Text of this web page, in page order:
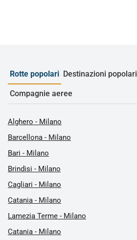
Rotte popolari Destinazioni popolari
Compagnie aeree
Alghero - Milano
Barcellona - Milano
Bari - Milano
Brindisi - Milano
Cagliari - Milano
Catania - Milano
Lamezia Terme - Milano
Catania - Milano